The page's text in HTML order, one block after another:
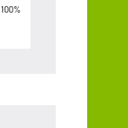
100%